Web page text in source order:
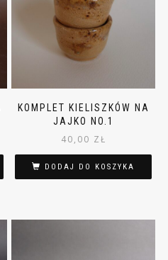
KOMPLET KIELISZKÓW NA
JAJKO NO.1
40,00 ZŁ
DODAJ DO KOSZYKA